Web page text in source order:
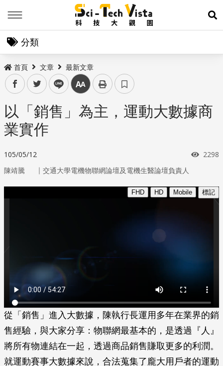
展
分類
首頁 文章 最新文章
facebooktwitter line 中
以「銷售」為主，運動大數據商
業實作
105/05/12 瀏覽
2298
陳靖騰 ｜ 交通大學電機物聯網論壇及電機生醫論壇負責人
從「銷售」進入大數據，陳執行長運用多年在業界的銷
售經驗，與大家分享：物聯網最基本的，是透過『人』
將所有物連結在一起，透過商品銷售賺取更多的利潤。
就運動賽事大數據來說，合法蒐集了龐大用戶者的運動